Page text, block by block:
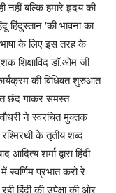
नहीं बल्कि हमारे हृदय की
हिंदुस्तान ‘की भावना का
के लिए इस तरह के
शिक्षाविद डाॅ.ओम जी
की विधिवत शुरुआत
छंद गाकर समस्त
ने स्वरचित मुक्तक
के तृतीय शब्द
शर्मा द्वारा हिंदी
प्रभात करो रे
हिंदी की उपेक्षा की ओर